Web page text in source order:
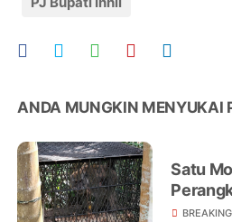
ANDA MUNGKIN MENYUKAI
Satu